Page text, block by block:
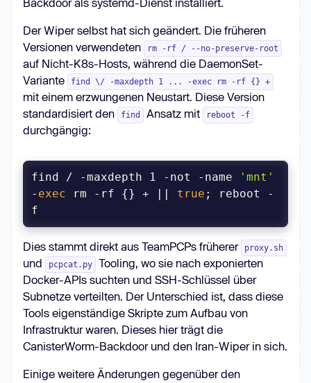
Der Wiper selbst hat sich geändert. Die früheren
Versionen verwendeten
rm -rf / --no-preserve-root
auf Nicht-K8s-Hosts, während die DaemonSet-
Variante
find \/ -maxdepth 1 ... -exec rm -rf {} +
mit einem erzwungenen Neustart. Diese Version
standardisiert den
find Ansatz mit reboot -f
durchgängig:
find / -maxdepth 1 -not -name
'mnt'
- exec rm -rf {} + || true ; reboot -
f
Dies stammt direkt aus TeamPCPs früherer proxy.sh
und pcpcat.py
Tooling, wo sie nach exponierten
Docker-APIs suchten und SSH-Schlüssel über
Subnetze verteilten. Der Unterschied ist, dass diese
Tools eigenständige Skripte zum Aufbau von
Infrastruktur waren. Dieses hier trägt die
CanisterWorm-Backdoor und den Iran-Wiper in sich.
Einige weitere Änderungen gegenüber den